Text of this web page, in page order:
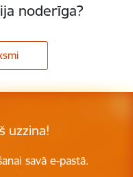
noderīga?
uzzina!
savā e-pastā.